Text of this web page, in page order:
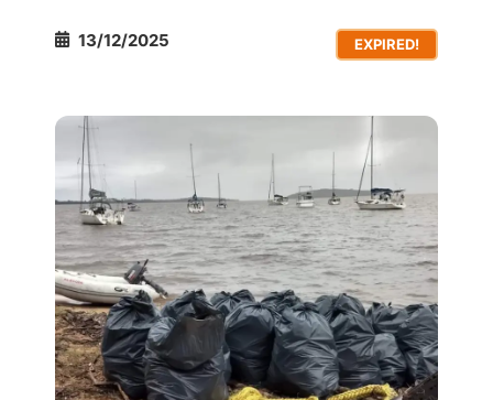
13/12/2025 EXPIRED!
AÇÕES AMBIENTAIS TODOS OS EVENTOS